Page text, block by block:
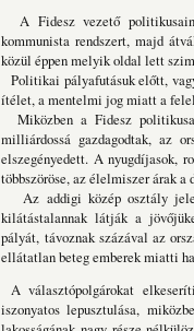
A Fidesz vezető
kommunista rendszert, majd
közül éppen melyik oldal lett
Politikai pályafutásuk előtt,
ítélet, a mentelmi jog miatt a
Miközben a Fidesz
milliárdossá gazdagodtak, az
elszegényedett. A nyugdíjasok,
többszöröse, az élelmiszer árak
Az addigi közép osztály
kilátástalannak látják a
pályát, távoznak százával az
ellátatlan beteg emberek miatti
A választópolgárokat
iszonyatos lepusztulása,